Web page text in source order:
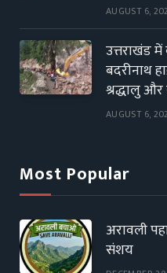
AUGUST 6,
उत्तराखंड
बदरीनाथ
श्रद्धालु और
AUGUST 6,
Most Popular
अरावली
संशय